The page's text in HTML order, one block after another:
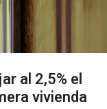
al 2,5% el
vivienda